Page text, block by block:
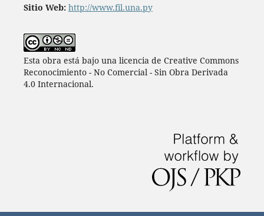
Sitio Web: http://www.fil.una.py
Esta obra está bajo una licencia de Creative Commons
Reconocimiento - No Comercial - Sin Obra Derivada
4.0 Internacional.